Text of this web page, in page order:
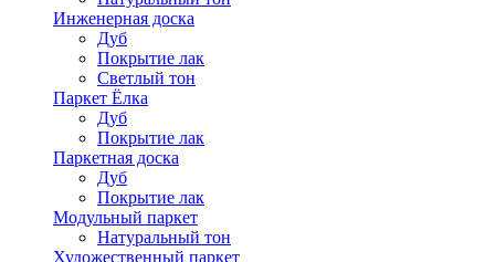
Инженерная доска
Дуб
Покрытие лак
Светлый тон
Паркет Ёлка
Дуб
Покрытие лак
Паркетная доска
Дуб
Покрытие лак
Модульный паркет
Натуральный тон
Художественный паркет